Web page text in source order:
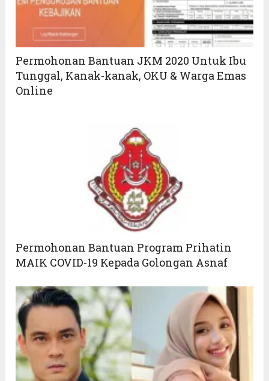
Permohonan Bantuan JKM 2020 Untuk Ibu
Tunggal, Kanak-kanak, OKU & Warga Emas
Online
Permohonan Bantuan Program Prihatin
MAIK COVID-19 Kepada Golongan Asnaf